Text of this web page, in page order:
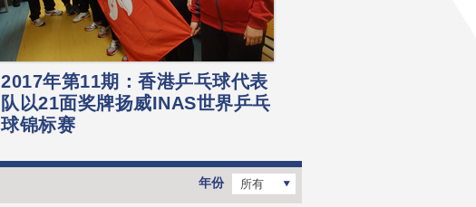
2017年第11期：香港乒乓球代表
队以21面奖牌扬威INAS世界乒乓
球锦标赛
年份 所有